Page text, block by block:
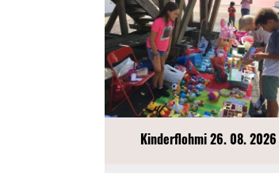
Kinderflohmi 26. 08. 2026